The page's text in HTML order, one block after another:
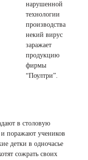
нарушенной
технологии
производства
некий вирус
заражает
продукцию
фирмы
“Поултри”.
в столовую
поражают учеников
детки в одночасье
сожрать своих